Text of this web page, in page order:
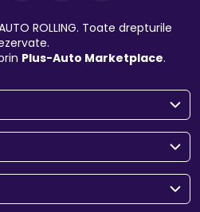
ROLLING. Toate drepturile
Plus-Auto Marketplace.